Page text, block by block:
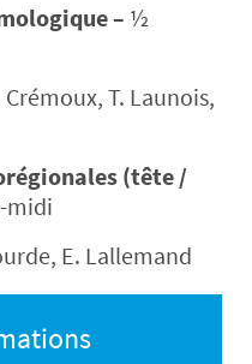
– ½
T. Launois,
(tête /
midi
E. Lallemand